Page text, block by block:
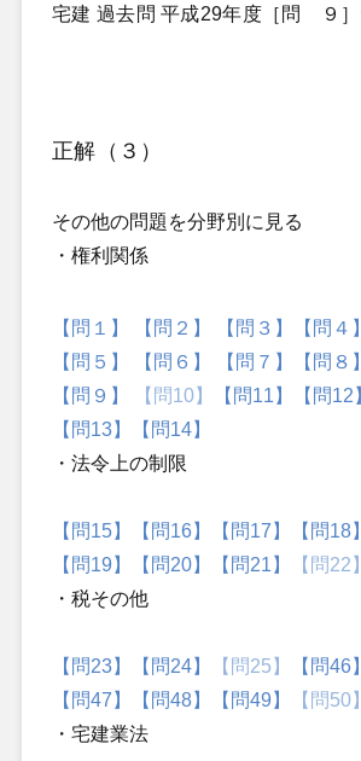
宅建 過去問 平成29年度［問 ９
正解（３）
その他の問題を分野別に見る
・権利関係
【問１】 【問２】 【問３】
【問４】
【問５】
【問６】 【問７】
【問８】
【問９】
【問10】 【問11】
【問12
【問13】
【問14】
・法令上の制限
【問15】 【問16】 【問17】
【問18】
【問19】
【問20】 【問21】
【問22】
・税その他
【問23】 【問24】 【問25】
【問46】
【問47】
【問48】 【問49】
【問50】
・宅建業法